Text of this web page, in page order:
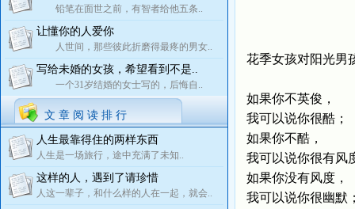
铅笔在面世之前，有智者给他五条..
让懂你的人爱你
人世间，那些彼此折磨得最疼的男女..
写给未婚的女孩，希望看到不是..
一个31岁结婚的女士写的，后悔自..
文 章 阅 读 排 行
人生最靠得住的两样东西
人生是一场旅行，途中充满了未知..
这样的人，遇到了请珍惜
人这一辈子，和什么样的人在一起，就会..
花季女孩对阳光男
如果你不英俊，
我可以说你很酷；
如果你不酷，
我可以说你很有风
如果你没有风度，
我可以说你很幽默